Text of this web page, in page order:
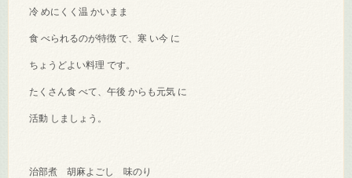
冷 めにくく温 かいまま
食 べられるのが特徴 で、寒 い今 に
ちょうどよい料理 です。
たくさん食 べて、午後 からも元気 に
活動 しましょう。
治部煮 胡麻よごし 味のり